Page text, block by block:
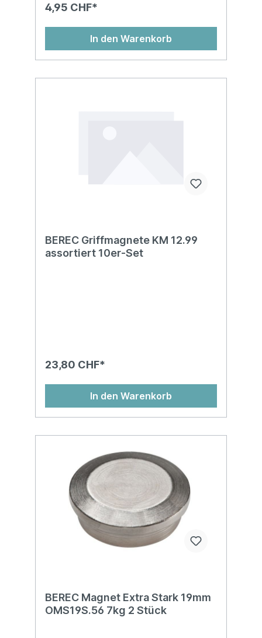
4,95 CHF*
In den Warenkorb
BEREC Griffmagnete KM 12.99
assortiert 10er-Set
23,80 CHF*
In den Warenkorb
BEREC Magnet Extra Stark 19mm
OMS19S.56 7kg 2 Stück